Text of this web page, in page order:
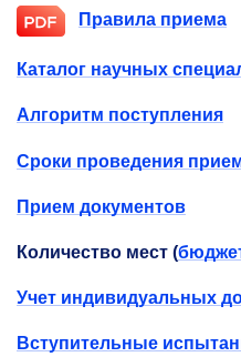
Правила приема
Каталог научных
Алгоритм поступления
Сроки проведения
Прием документов
Количество мест (
Учет индивидуальных
Вступительные